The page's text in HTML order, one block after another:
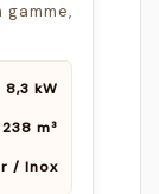
8,3 kW
m³
/ Inox